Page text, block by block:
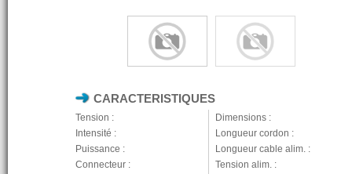
CARACTERISTIQUES
Tension :
Dimensions :
Intensité :
Longueur cordon :
Puissance :
Longueur cable alim. :
Connecteur :
Tension alim. :